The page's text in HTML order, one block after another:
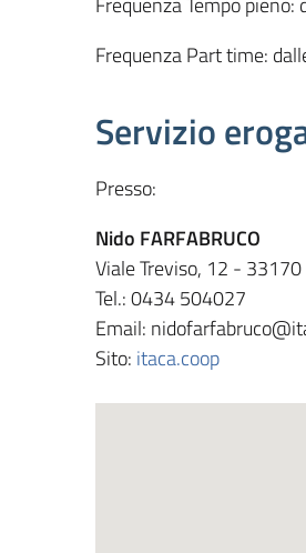
Frequenza Part time:
Servizio
Presso:
Nido FARFABRUCO
Viale Treviso, 12 -
Tel.: 0434 504027
Email:
Sito: itaca.coop